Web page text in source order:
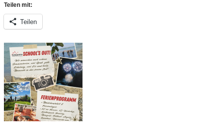
Teilen mit:
Teilen